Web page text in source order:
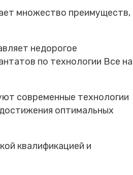
множество преимуществ,
недорогое
по технологии Все на
современные технологии
оптимальных
квалификацией и